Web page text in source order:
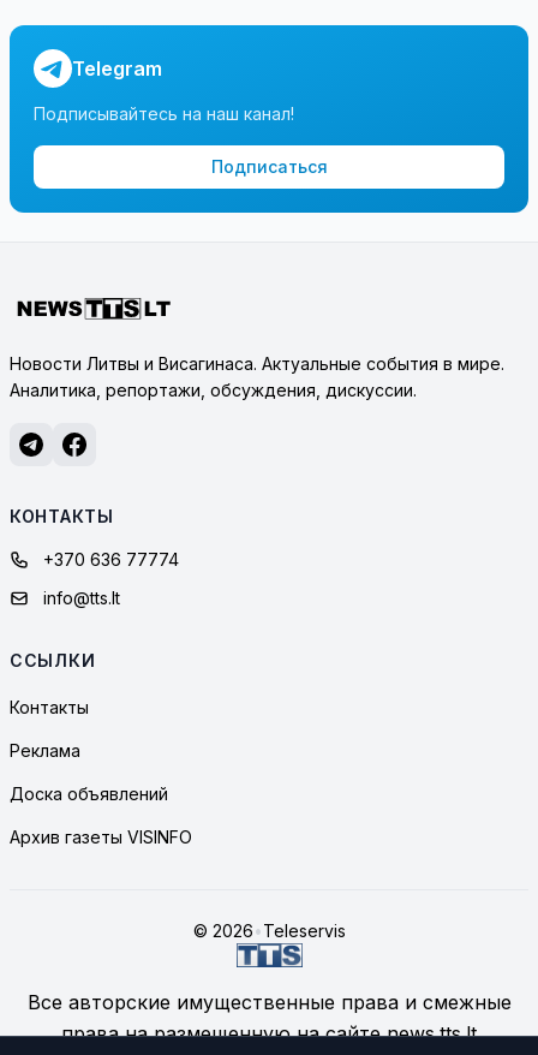
Telegram
Подписывайтесь на наш канал!
Подписаться
Новости Литвы и Висагинаса. Актуальные события в мире.
Аналитика, репортажи, обсуждения, дискуссии.
КОНТАКТЫ
+370 636 77774
info@tts.lt
ССЫЛКИ
Контакты
Реклама
Доска объявлений
Архив газеты VISINFO
© 2026•Teleservis
Все авторские имущественные права и смежные
права на размещенную на сайте news.tts.lt